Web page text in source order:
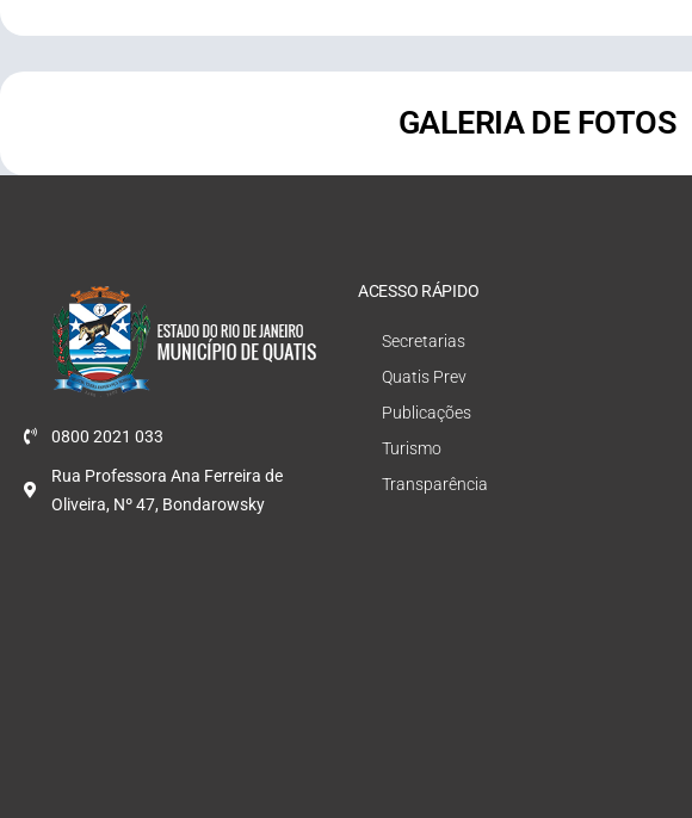
GALERIA DE FOTOS
0800 2021 033
Rua Professora Ana Ferreira de
Oliveira, Nº 47, Bondarowsky
ACESSO RÁPIDO
Secretarias
Quatis Prev
Publicações
Turismo
Transparência